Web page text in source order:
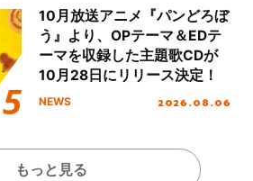
10月放送アニメ『パンどろぼ
う』より、OPテーマ＆EDテ
ーマを収録した主題歌CDが
10月28日にリリース決定！
NEWS 2026.08.06
もっと見る